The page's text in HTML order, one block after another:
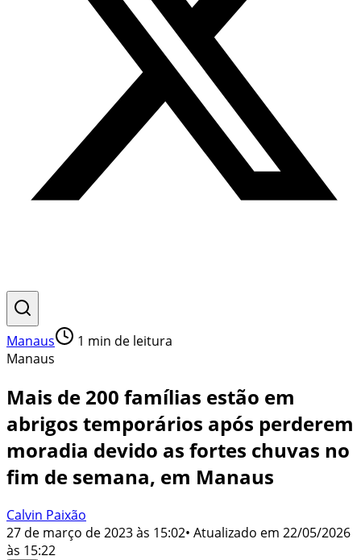
Manaus 1 min de leitura
Manaus
Mais de 200 famílias estão em
abrigos temporários após perderem
moradia devido as fortes chuvas no
fim de semana, em Manaus
Calvin Paixão
27 de março de 2023 às 15:02• Atualizado em 22/05/2026
às 15:22